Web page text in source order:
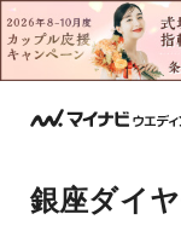
銀座ダイ